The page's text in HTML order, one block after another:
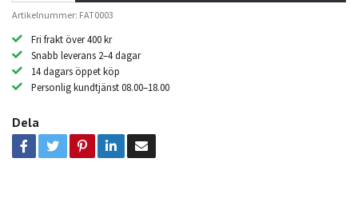
Artikelnummer: FAT0003
Fri frakt över 400 kr
Snabb leverans 2–4 dagar
14 dagars öppet köp
Personlig kundtjänst 08.00–18.00
Dela